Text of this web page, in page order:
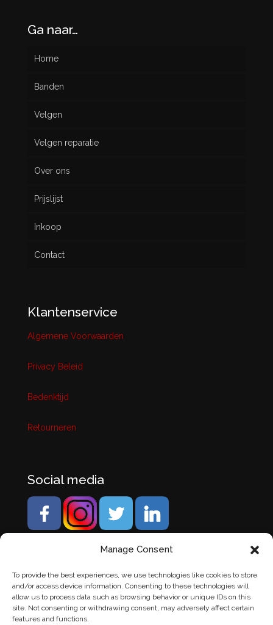
Manage Consent
To provide the best experiences, we use technologies like cookies to store
and/or access device information. Consenting to these technologies will
allow us to process data such as browsing behavior or unique IDs on this
site. Not consenting or withdrawing consent, may adversely affect certain
features and functions.
Ga naar…
Home
Banden
Nieuw
Gebruikt
Velgen
Velgen reparatie
Over ons
Prijslijst
Inkoop
Contact
Klantenservice
Algemene Voorwaarden
Privacy Beleid
Bedenktijd
Retourneren
Social media